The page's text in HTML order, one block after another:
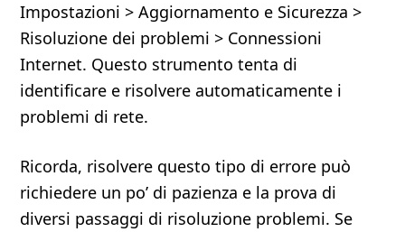
Impostazioni > Aggiornamento e Sicurezza >
Risoluzione dei problemi > Connessioni
Internet. Questo strumento tenta di
identificare e risolvere automaticamente i
problemi di rete.
Ricorda, risolvere questo tipo di errore può
richiedere un po’ di pazienza e la prova di
diversi passaggi di risoluzione problemi. Se